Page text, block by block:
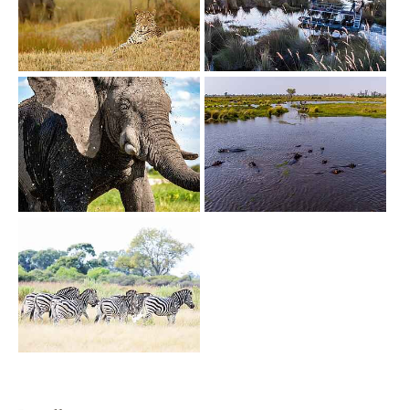
Show larger version Show larger version
Show larger version